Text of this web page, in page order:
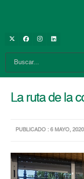
La ruta de la
PUBLICADO : 6 MAYO, 2020